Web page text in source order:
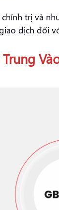
trị và
dịch đối